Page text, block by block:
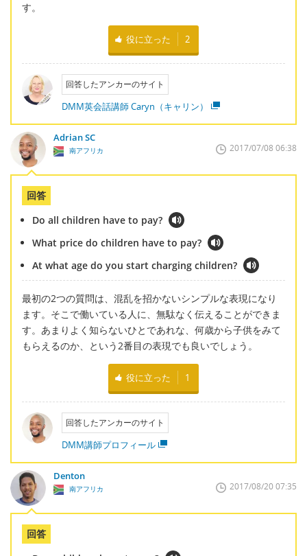
す。
役に立った 2
回答したアンカーのサイト
DMM英会話講師 Caryn（キャリン）
Adrian SC
南アフリカ 2017/07/08 06:38
回答
Do all children have to pay?
What price do children have to pay?
At what age do you start charging children?
最初の2つの質問は、混乱を招かないシンプルな表現になり
ます。そこで働いている人に、無駄なく伝えることができま
す。あまりよく知らないひとであれな、何歳から子供をみて
もらえるのか、という2番目の表現でも良いでしょう。
役に立った 1
回答したアンカーのサイト
DMM講師プロフィール
Denton
南アフリカ 2017/08/20 07:35
回答